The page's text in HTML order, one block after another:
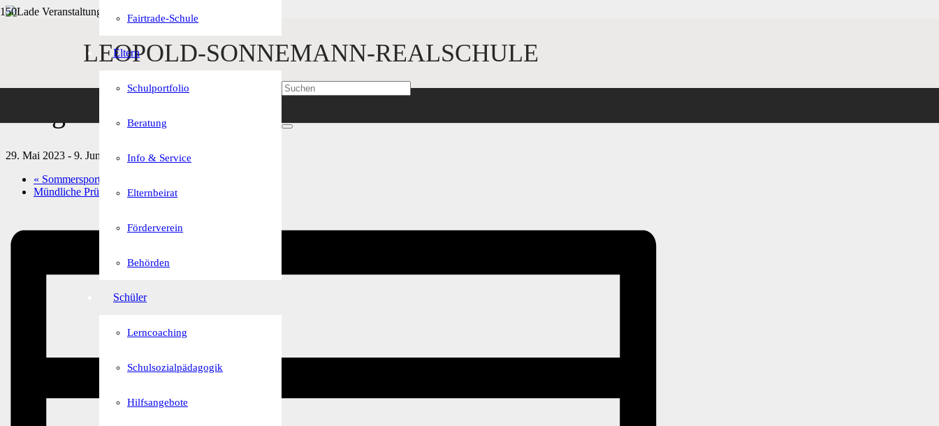
LEOPOLD-SONNEMANN-REALSCHULE
Fairtrade-Schule
Eltern
Schulportfolio
Beratung
Info & Service
Elternbeirat
Förderverein
Behörden
Schüler
Lerncoaching
Schulsozialpädagogik
Hilfsangebote
Diese Veranstaltung hat bereits stattgefunden.
Pfingstferien
29. Mai 2023 - 9. Juni 2023
« Sommersportwoche Klassen 8C & 8E
Mündliche Prüfungen in Nichtprüfungsfächern